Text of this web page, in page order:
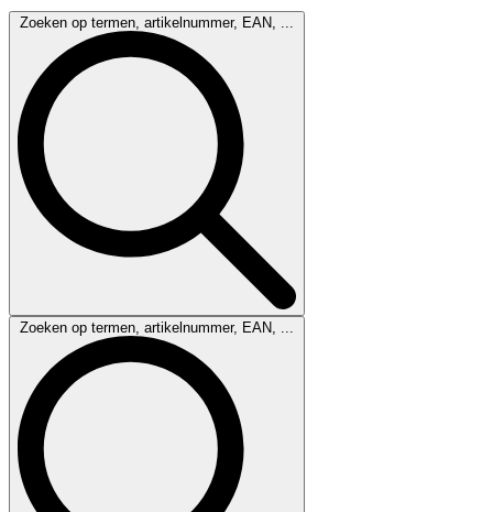
Zoeken op termen, artikelnummer, EAN, ...
Zoeken op termen, artikelnummer, EAN, ...